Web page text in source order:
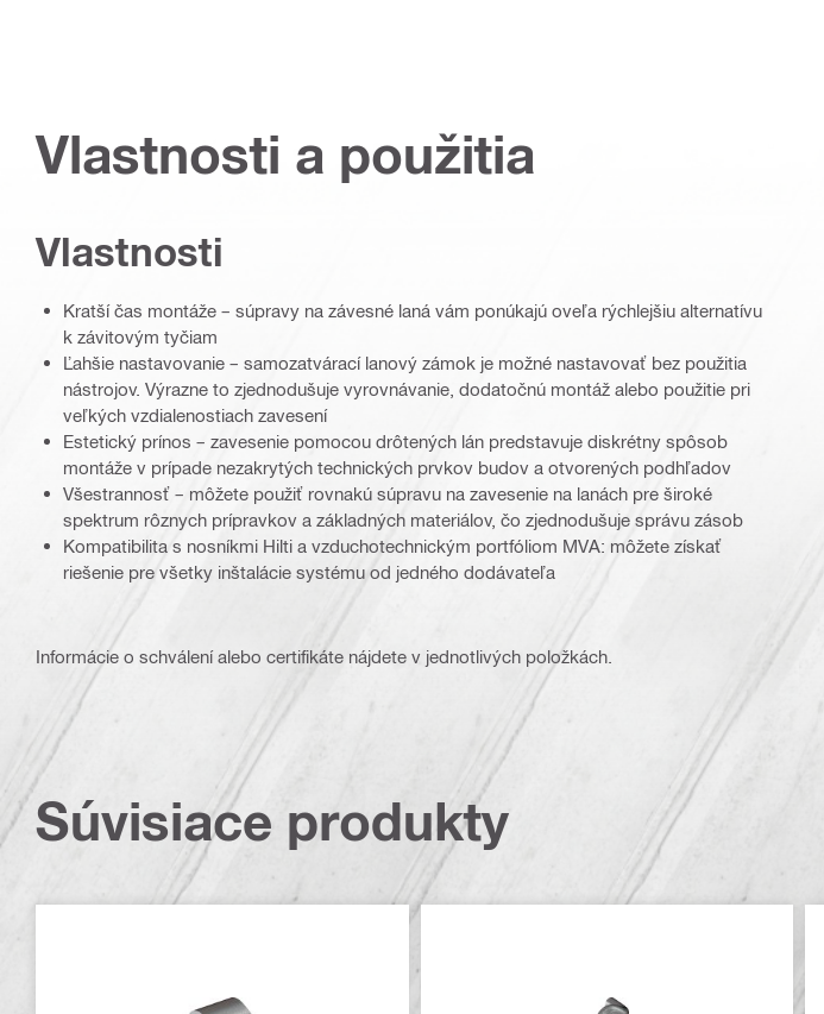
Vlastnosti a použitia
Vlastnosti
Kratší čas montáže – súpravy na závesné laná vám ponúkajú oveľa rýchlejšiu alternatívu
k závitovým tyčiam
Ľahšie nastavovanie – samozatvárací lanový zámok je možné nastavovať bez použitia
nástrojov. Výrazne to zjednodušuje vyrovnávanie, dodatočnú montáž alebo použitie pri
veľkých vzdialenostiach zavesení
Estetický prínos – zavesenie pomocou drôtených lán predstavuje diskrétny spôsob
montáže v prípade nezakrytých technických prvkov budov a otvorených podhľadov
Všestrannosť – môžete použiť rovnakú súpravu na zavesenie na lanách pre široké
spektrum rôznych prípravkov a základných materiálov, čo zjednodušuje správu zásob
Kompatibilita s nosníkmi Hilti a vzduchotechnickým portfóliom MVA: môžete získať
riešenie pre všetky inštalácie systému od jedného dodávateľa
Informácie o schválení alebo certifikáte nájdete v jednotlivých položkách.
Súvisiace produkty